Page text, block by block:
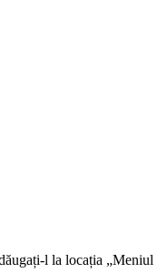
l la locația „Meniul